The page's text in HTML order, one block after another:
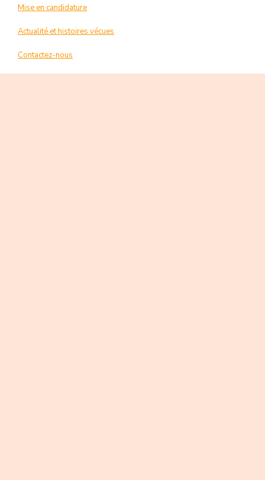
Mise en candidature
Actualité et histoires vécues
Contactez-nous